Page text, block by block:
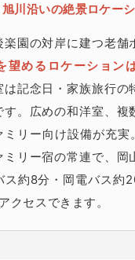
川沿いの絶景ロケー
園の対岸に建つ老舗
望めるロケーション
は記念日・家族旅行の
。広めの和洋室、複
ミリー向け設備が充実
ミリー宿の常連で、岡
ス約8分・岡電バス約
クセスできます。